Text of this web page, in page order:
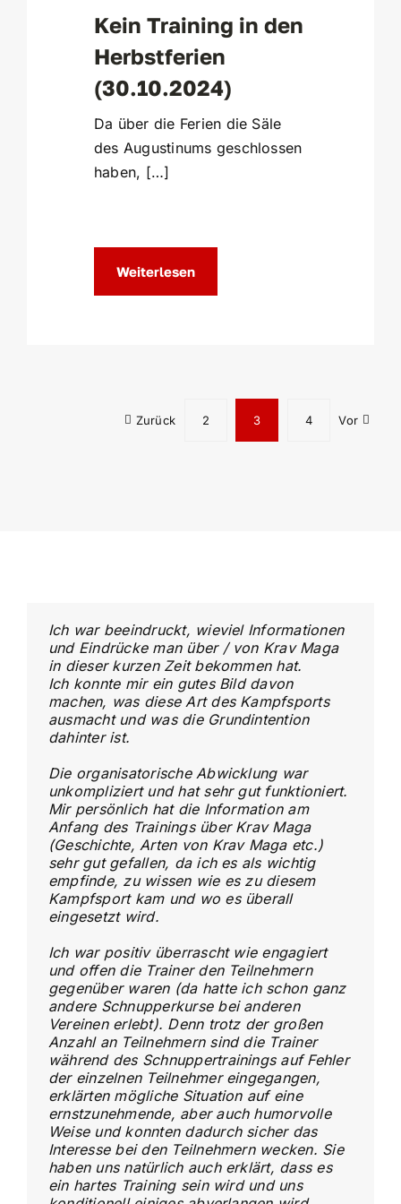
Kein Training in den
Herbstferien
(30.10.2024)
Da über die Ferien die Säle
des Augustinums geschlossen
haben, […]
Weiterlesen
Zurück 2 3 4 Vor
Ich war beeindruckt, wieviel Informationen
und Eindrücke man über / von Krav Maga
in dieser kurzen Zeit bekommen hat.
Ich konnte mir ein gutes Bild davon
machen, was diese Art des Kampfsports
ausmacht und was die Grundintention
dahinter ist.
Die organisatorische Abwicklung war
unkompliziert und hat sehr gut funktioniert.
Mir persönlich hat die Information am
Anfang des Trainings über Krav Maga
(Geschichte, Arten von Krav Maga etc.)
sehr gut gefallen, da ich es als wichtig
empfinde, zu wissen wie es zu diesem
Kampfsport kam und wo es überall
eingesetzt wird.
Ich war positiv überrascht wie engagiert
und offen die Trainer den Teilnehmern
gegenüber waren (da hatte ich schon ganz
andere Schnupperkurse bei anderen
Vereinen erlebt). Denn trotz der großen
Anzahl an Teilnehmern sind die Trainer
während des Schnuppertrainings auf Fehler
der einzelnen Teilnehmer eingegangen,
erklärten mögliche Situation auf eine
ernstzunehmende, aber auch humorvolle
Weise und konnten dadurch sicher das
Interesse bei den Teilnehmern wecken. Sie
haben uns natürlich auch erklärt, dass es
ein hartes Training sein wird und uns